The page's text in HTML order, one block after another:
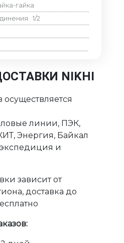
гайка
1/2
NIKHI
осуществляется
линии, ПЭК,
Энергия, Байкал
и
зависит от
доставка до